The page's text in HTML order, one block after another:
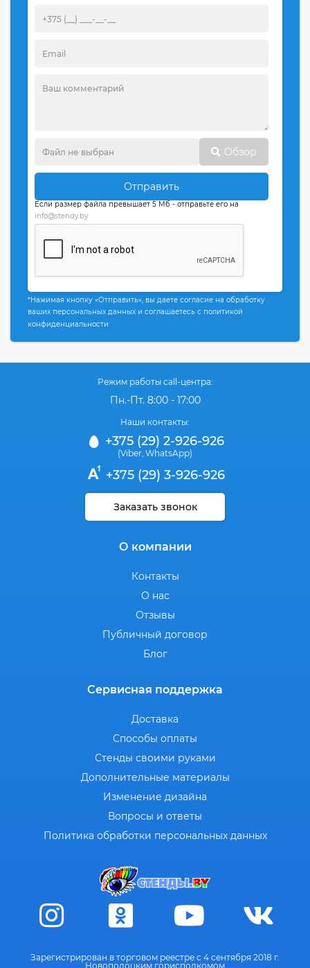
Обзор
Отправить
Если размер файла превышает 5 Мб - отправьте его на
info@stendy.by
*Нажимая кнопку «Отправить», вы даете согласие на обработку
ваших персональных данных и соглашаетесь с политикой
конфиденциальности
Режим работы call-центра:
Пн.-Пт. 8:00 - 17:00
Наши контакты:
+375 (29) 2-926-926
(Viber WhatsApp)
+375 (29) 3-926-926
Заказать звонок
О компании
Контакты
О нас
Отзывы
Публичный договор
Блог
Сервисная поддержка
Доставка
Способы оплаты
Стенды своими руками
Дополнительные материалы
Изменение дизайна
Вопросы и ответы
Политика обработки персональных данных
Зарегистрирован в торговом реестре с 4 сентября 2018 г.
Новополоцким горисполкомом